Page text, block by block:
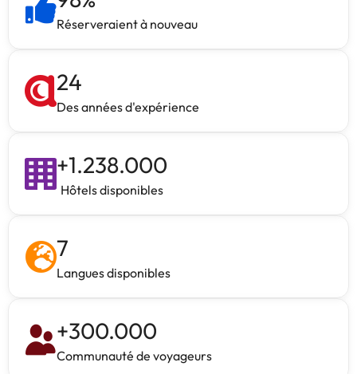
Réserveraient à nouveau
24
Des années d'expérience
+1.238.000
Hôtels disponibles
7
Langues disponibles
+300.000
Communauté de voyageurs